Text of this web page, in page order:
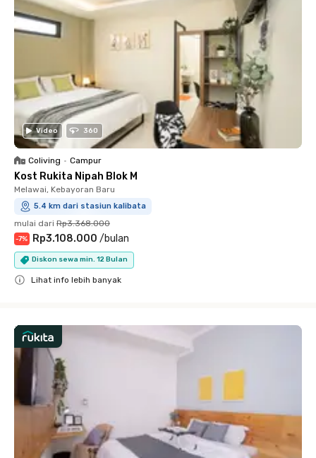
Video 360
Coliving • Campur
Kost Rukita Nipah Blok M
Melawai, Kebayoran Baru
5.4 km dari stasiun kalibata
mulai dari Rp3.368.000
-7% Rp3.108.000 /bulan
Diskon sewa min. 12 Bulan
Lihat info lebih banyak